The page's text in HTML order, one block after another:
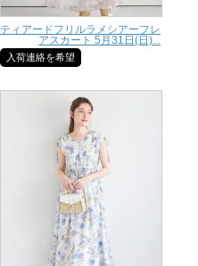
ティアードフリルラメシアーフレ
アスカート 5月31日(日)...
入荷連絡を希望